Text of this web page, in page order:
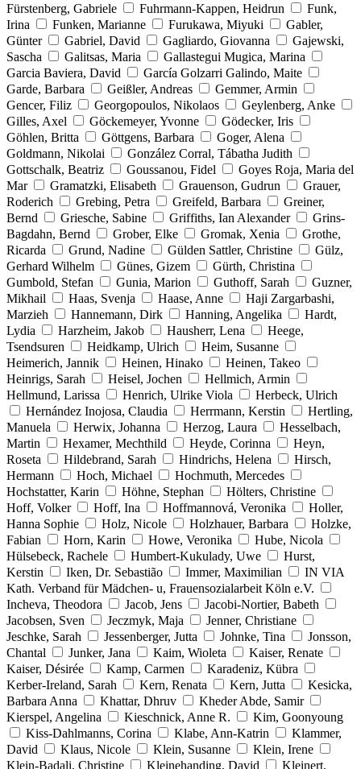
Fürstenberg, Gabriele
Fuhrmann-Kappen, Heidrun
Funk,
Irina
Funken, Marianne Furukawa, Miyuki
Gabler,
Günter
Gabriel, David Gagliardo, Giovanna
Gajewski,
Sascha
Galitsas, Maria
Gallastegui Mugica, Marina
Garcia Baviera, David
García Golzarri Galindo, Maite
Garde, Barbara
Geißler, Andreas
Gemmer, Armin
Gencer, Filiz
Georgopoulos, Nikolaos
Geylenberg, Anke
Gilles, Axel
Göckemeyer, Yvonne
Gödecker, Iris
Göhlen, Britta
Göttgens, Barbara
Goger, Alena
Goldmann, Nikolai
González Corral, Tábatha Judith
Gottschalk, Beatriz
Goussanou, Fidel
Goyes Roja, Maria del
Mar
Gramatzki, Elisabeth Grauenson, Gudrun
Grauer,
Roderich
Grebing, Petra Greifeld, Barbara
Greiner,
Bernd
Griesche, Sabine Griffiths, Ian Alexander
Grins-
Bagdahn, Bernd
Grober, Elke Gromak, Xenia
Grothe,
Ricarda
Grund, Nadine Gülden Sattler, Christine
Gülz,
Gerhard Wilhelm
Günes, Gizem
Gürth, Christina
Gumbold, Stefan
Gunia, Marion Guthoff, Sarah
Guzner,
Mikhail
Haas, Svenja Haase, Anne
Haji Zargarbashi,
Marzieh
Hannemann, Dirk Hanning, Angelika
Hardt,
Lydia
Harzheim, Jakob Hausherr, Lena
Heege,
Tsendsuren
Heidkamp, Ulrich
Heim, Susanne
Heimerich, Jannik
Heinen, Hinako
Heinen, Takeo
Heinrigs, Sarah
Heisel, Jochen
Hellmich, Armin
Hellmund, Larissa
Henrich, Ulrike Viola
Herbeck, Ulrich
Hernández Inojosa, Claudia
Herrmann, Kerstin
Hertling,
Manuela
Herwix, Johanna Herzog, Laura
Hesselbach,
Martin
Hexamer, Mechthild Heyde, Corinna
Heyn,
Roseta
Hildebrand, Sarah Hindrichs, Helena
Hirsch,
Hermann
Hoch, Michael
Hochmuth, Mercedes
Hochstatter, Karin
Höhne, Stephan
Hölters, Christine
Hoff, Volker
Hoff, Ina Hoffmannová, Veronika
Holler,
Hanna Sophie
Holz, Nicole Holzhauer, Barbara
Holzke,
Fabian
Horn, Karin Howe, Veronika
Hube, Nicola
Hülsebeck, Rachele
Humbert-Kukulady, Uwe
Hurst,
Kerstin
Iken, Dr. Sebastião Immer, Maximilian
IN VIA
Kath. Verband für Mädchen- u, Frauensozialarbeit Köln e.V.
Incheva, Theodora
Jacob, Jens
Jacobi-Nortier, Babeth
Jacobsen, Sven
Jeczmyk, Maja
Jenner, Christiane
Jeschke, Sarah
Jessenberger, Jutta Johnke, Tina
Jonsson,
Chantal
Junker, Jana Kaim, Wioleta
Kaiser, Renate
Kaiser, Désirée
Kamp, Carmen
Karadeniz, Kübra
Kerber-Ireland, Sarah
Kern, Renata Kern, Jutta
Kesicka,
Barbara Anna
Khattar, Dhruv
Kheder Abde, Samir
Kierspel, Angelina
Kieschnick, Anne R.
Kim, Goonyoung
Kiss-Dahlmanns, Corina
Klabe, Ann-Katrin
Klammer,
David
Klaus, Nicole Klein, Susanne
Klein, Irene
Klein-Badali, Christine
Kleinehanding, David Kleinert,